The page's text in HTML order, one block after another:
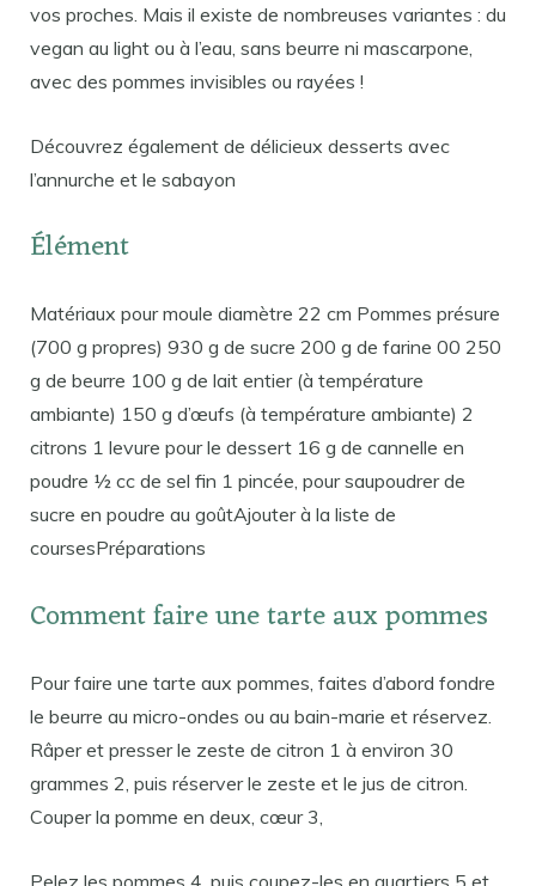
vos proches. Mais il existe de nombreuses variantes : du
vegan au light ou à l’eau, sans beurre ni mascarpone,
avec des pommes invisibles ou rayées !
Découvrez également de délicieux desserts avec
l’annurche et le sabayon
Élément
Matériaux pour moule diamètre 22 cm Pommes présure
(700 g propres) 930 g de sucre 200 g de farine 00 250
g de beurre 100 g de lait entier (à température
ambiante) 150 g d’œufs (à température ambiante) 2
citrons 1 levure pour le dessert 16 g de cannelle en
poudre ½ cc de sel fin 1 pincée, pour saupoudrer de
sucre en poudre au goûtAjouter à la liste de
coursesPréparations
Comment faire une tarte aux pommes
Pour faire une tarte aux pommes, faites d’abord fondre
le beurre au micro-ondes ou au bain-marie et réservez.
Râper et presser le zeste de citron 1 à environ 30
grammes 2, puis réserver le zeste et le jus de citron.
Couper la pomme en deux, cœur 3,
Pelez les pommes 4, puis coupez-les en quartiers 5 et